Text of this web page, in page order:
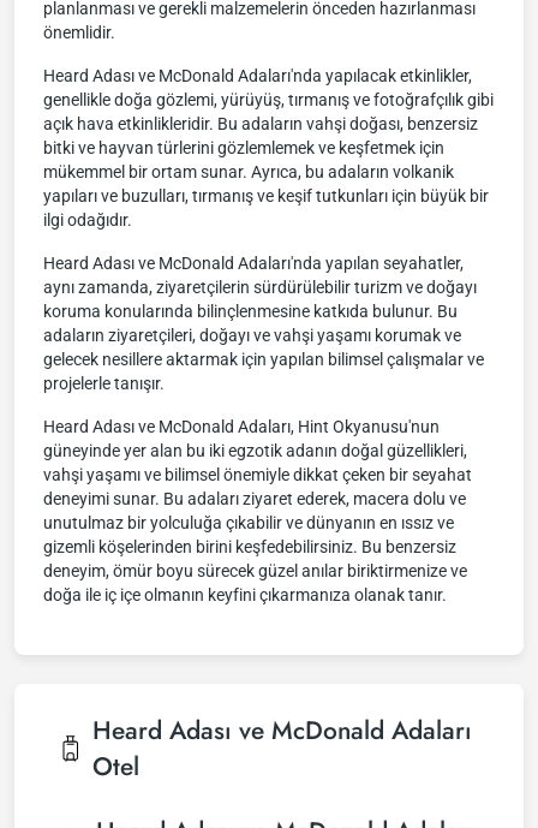
planlanması ve gerekli malzemelerin önceden hazırlanması
önemlidir.
Heard Adası ve McDonald Adaları'nda yapılacak etkinlikler,
genellikle doğa gözlemi, yürüyüş, tırmanış ve fotoğrafçılık gibi
açık hava etkinlikleridir. Bu adaların vahşi doğası, benzersiz
bitki ve hayvan türlerini gözlemlemek ve keşfetmek için
mükemmel bir ortam sunar. Ayrıca, bu adaların volkanik
yapıları ve buzulları, tırmanış ve keşif tutkunları için büyük bir
ilgi odağıdır.
Heard Adası ve McDonald Adaları'nda yapılan seyahatler,
aynı zamanda, ziyaretçilerin sürdürülebilir turizm ve doğayı
koruma konularında bilinçlenmesine katkıda bulunur. Bu
adaların ziyaretçileri, doğayı ve vahşi yaşamı korumak ve
gelecek nesillere aktarmak için yapılan bilimsel çalışmalar ve
projelerle tanışır.
Heard Adası ve McDonald Adaları, Hint Okyanusu'nun
güneyinde yer alan bu iki egzotik adanın doğal güzellikleri,
vahşi yaşamı ve bilimsel önemiyle dikkat çeken bir seyahat
deneyimi sunar. Bu adaları ziyaret ederek, macera dolu ve
unutulmaz bir yolculuğa çıkabilir ve dünyanın en ıssız ve
gizemli köşelerinden birini keşfedebilirsiniz. Bu benzersiz
deneyim, ömür boyu sürecek güzel anılar biriktirmenize ve
doğa ile iç içe olmanın keyfini çıkarmanıza olanak tanır.
Heard Adası ve McDonald Adaları
Otel